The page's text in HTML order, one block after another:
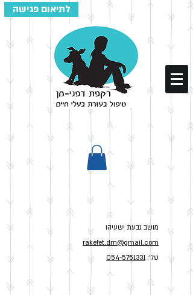
לתיאום פגישה
רקפת דפני-מן
מושב גבעת ישעיהו
rakefet.dm@gmail.com
טל': 054-5751331